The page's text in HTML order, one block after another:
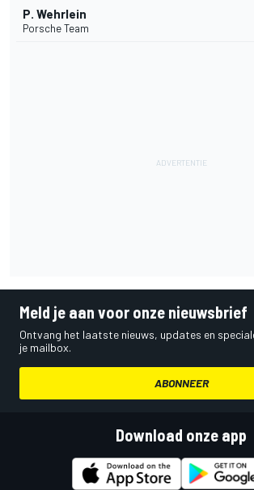
P. Wehrlein
Porsche Team
Meld je aan voor onze nieuwsbrief
Ontvang het laatste nieuws, updates en
je mailbox.
ABONNEER
Download onze app